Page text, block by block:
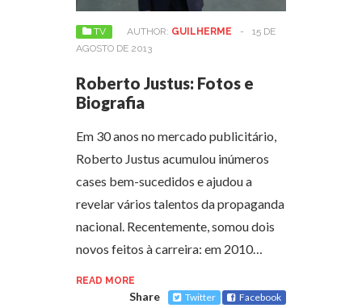
TV AUTHOR: GUILHERME -
15 DE
AGOSTO DE 2013
Roberto Justus: Fotos e
Biografia
Em 30 anos no mercado publicitário,
Roberto Justus acumulou inúmeros
cases bem-sucedidos e ajudou a
revelar vários talentos da propaganda
nacional. Recentemente, somou dois
novos feitos à carreira: em 2010…
READ MORE
Share Twitter Facebook